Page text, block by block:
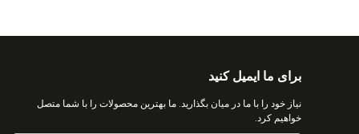
برای ما ایمیل کنید
نیاز خود را با ما در میان بگذارید. ما بهترین محصولات را با شما متصل
خواهیم کرد.